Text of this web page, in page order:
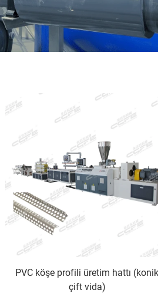
PVC köşe profili üretim hattı (konik
çift vida)